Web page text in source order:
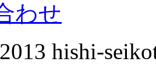
わせ
hishi-